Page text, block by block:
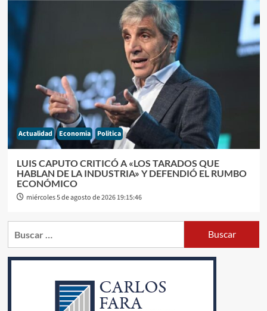
Actualidad Economia Politica
LUIS CAPUTO CRITICÓ A «LOS TARADOS QUE
HABLAN DE LA INDUSTRIA» Y DEFENDIÓ EL RUMBO
ECONÓMICO
miércoles 5 de agosto de 2026 19:15:46